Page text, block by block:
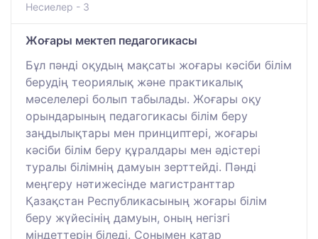
Несиелер - 3
Жоғары мектеп педагогикасы
Бұл пәнді оқудың мақсаты жоғары кәсіби білім
берудің теориялық және практикалық
мәселелері болып табылады. Жоғары оқу
орындарының педагогикасы білім беру
заңдылықтары мен принциптері, жоғары
кәсіби білім беру құралдары мен әдістері
туралы білімнің дамуын зерттейді. Пәнді
меңгеру нәтижесінде магистранттар
Қазақстан Республикасының жоғары білім
беру жүйесінің дамуын, оның негізгі
міндеттерін біледі. Сонымен қатар